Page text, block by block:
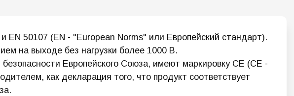
50107 (EN - "European Norms" или Европейский стандарт).
на выходе без нагрузки более 1000 В.
Европейского Союза, имеют маркировку СЕ (CE -
как декларация того, что продукт соответствует